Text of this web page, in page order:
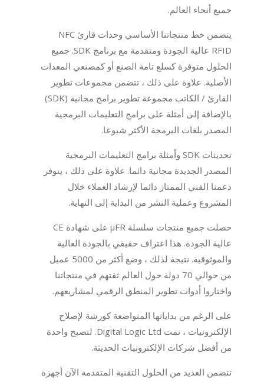
جميع أنحاء العالم.
يتضمن خط منتجاتنا الأساسي وحدات قارئ NFC
RFID عالية الجودة ومتقدمة مع برنامج SDK. جميع
الحلول متوفرة كسلع تامة الصنع أو كمصنعي المعدات
الأصلية. علاوة على ذلك ، تتضمن مجموعات تطوير
القارئ / الكاتب مجموعة تطوير برامج مجانية (SDK)
بالإضافة إلى أمثلة على برامج التعليمات البرمجية
المصدر بلغات البرمجة الأكثر شيوعا.
تحديثات SDK وأمثلة برامج التعليمات البرمجية
المصدر الجديدة مجانية دائما. علاوة على ذلك ، يتوفر
دعمنا الفني الممتاز دائما لإرشاد العملاء خلال
المشروع وعملية النشر من البداية إلى النهاية.
حصلت جميع منتجات سلسلة μFR على شهادة CE
عالية الجودة. هذا اعتراف حقيقي بالجودة العالية
والموثوقية. نتيجة لذلك ، وضع أكثر من 5000 عميل
من حوالي 70 دولة حول العالم ثقتهم في منتجاتنا
واختاروا أدوات تطوير المنطق الرقمي لمشاريعهم.
على الرغم من بداياتها المتواضعة كورشة لإصلاح
الإلكترونيات ، نمت Digital Logic Ltd. لتصبح واحدة
من أفضل شركات الإلكترونيات الحديثة.
تتضمن العديد من الحلول التقنية المتقدمة الآن أجهزة